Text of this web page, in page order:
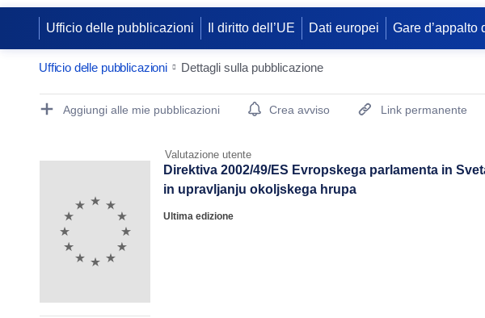
Ufficio delle pubblicazioni Il diritto dell’UE Dati europei Gare d’appalto
Ufficio delle pubblicazioni Dettagli sulla pubblicazione
Publication Detail Actions Portlet
Aggiungi alle mie pubblicazioni Crea avviso Link permanente
Valutazione utente
Direktiva 2002/49/ES Evropskega parlamenta in
in upravljanju okoljskega hrupa
Ultima edizione